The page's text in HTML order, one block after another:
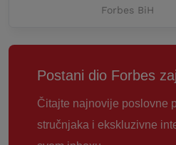
Forbes BiH
Postani dio Forbes
Čitajte najnovije poslovne
stručnjaka i ekskluzivne